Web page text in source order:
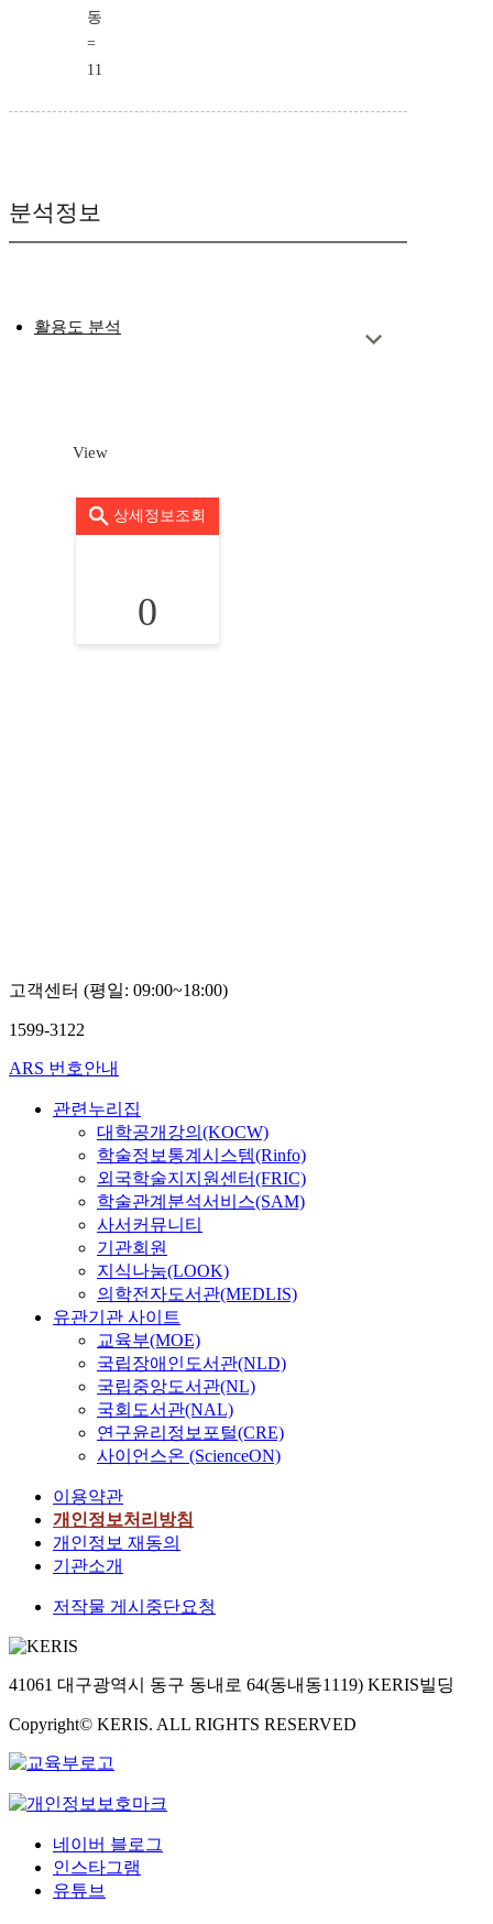
동
=
11
분석정보
활용도 분석
View
상세정보조회
0
고객센터 (평일: 09:00~18:00)
1599-3122
ARS 번호안내
관련누리집
대학공개강의(KOCW)
학술정보통계시스템(Rinfo)
외국학술지지원센터(FRIC)
학술관계분석서비스(SAM)
사서커뮤니티
기관회원
지식나눔(LOOK)
의학전자도서관(MEDLIS)
유관기관 사이트
교육부(MOE)
국립장애인도서관(NLD)
국립중앙도서관(NL)
국회도서관(NAL)
연구윤리정보포털(CRE)
사이언스온 (ScienceON)
이용약관
개인정보처리방침
개인정보 재동의
기관소개
저작물 게시중단요청
41061 대구광역시 동구 동내로 64(동내동1119) KERIS빌딩
Copyright© KERIS. ALL RIGHTS RESERVED
네이버 블로그
인스타그램
유튜브